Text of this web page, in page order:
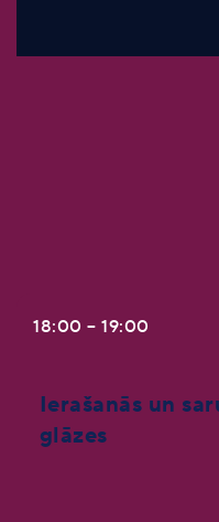
18:00 – 19:00
Ierašanās un
glāzes